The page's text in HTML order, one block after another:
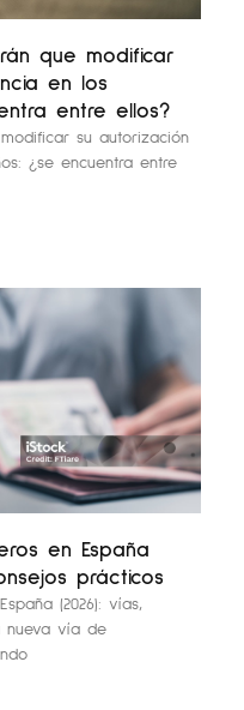
que modificar
en los
entre ellos?
su autorización
¿se encuentra entre
en España
prácticos
(2026): vías,
nueva vía de